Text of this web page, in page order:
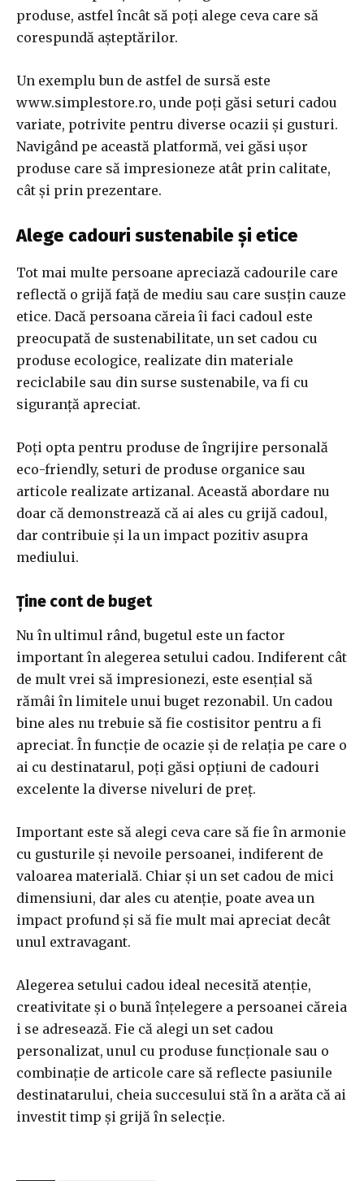
produse, astfel încât să poți alege ceva care să
corespundă așteptărilor.
Un exemplu bun de astfel de sursă este
www.simplestore.ro, unde poți găsi seturi cadou
variate, potrivite pentru diverse ocazii și gusturi.
Navigând pe această platformă, vei găsi ușor
produse care să impresioneze atât prin calitate,
cât și prin prezentare.
Alege cadouri sustenabile și etice
Tot mai multe persoane apreciază cadourile care
reflectă o grijă față de mediu sau care susțin cauze
etice. Dacă persoana căreia îi faci cadoul este
preocupată de sustenabilitate, un set cadou cu
produse ecologice, realizate din materiale
reciclabile sau din surse sustenabile, va fi cu
siguranță apreciat.
Poți opta pentru produse de îngrijire personală
eco-friendly, seturi de produse organice sau
articole realizate artizanal. Această abordare nu
doar că demonstrează că ai ales cu grijă cadoul,
dar contribuie și la un impact pozitiv asupra
mediului.
Ține cont de buget
Nu în ultimul rând, bugetul este un factor
important în alegerea setului cadou. Indiferent cât
de mult vrei să impresionezi, este esențial să
rămâi în limitele unui buget rezonabil. Un cadou
bine ales nu trebuie să fie costisitor pentru a fi
apreciat. În funcție de ocazie și de relația pe care o
ai cu destinatarul, poți găsi opțiuni de cadouri
excelente la diverse niveluri de preț.
Important este să alegi ceva care să fie în armonie
cu gusturile și nevoile persoanei, indiferent de
valoarea materială. Chiar și un set cadou de mici
dimensiuni, dar ales cu atenție, poate avea un
impact profund și să fie mult mai apreciat decât
unul extravagant.
Alegerea setului cadou ideal necesită atenție,
creativitate și o bună înțelegere a persoanei căreia
i se adresează. Fie că alegi un set cadou
personalizat, unul cu produse funcționale sau o
combinație de articole care să reflecte pasiunile
destinatarului, cheia succesului stă în a arăta că ai
investit timp și grijă în selecție.